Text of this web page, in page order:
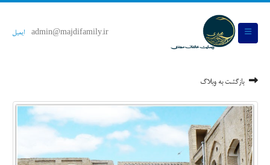
admin@majdifamily.ir ایمیل
بازگشت به وبلاگ